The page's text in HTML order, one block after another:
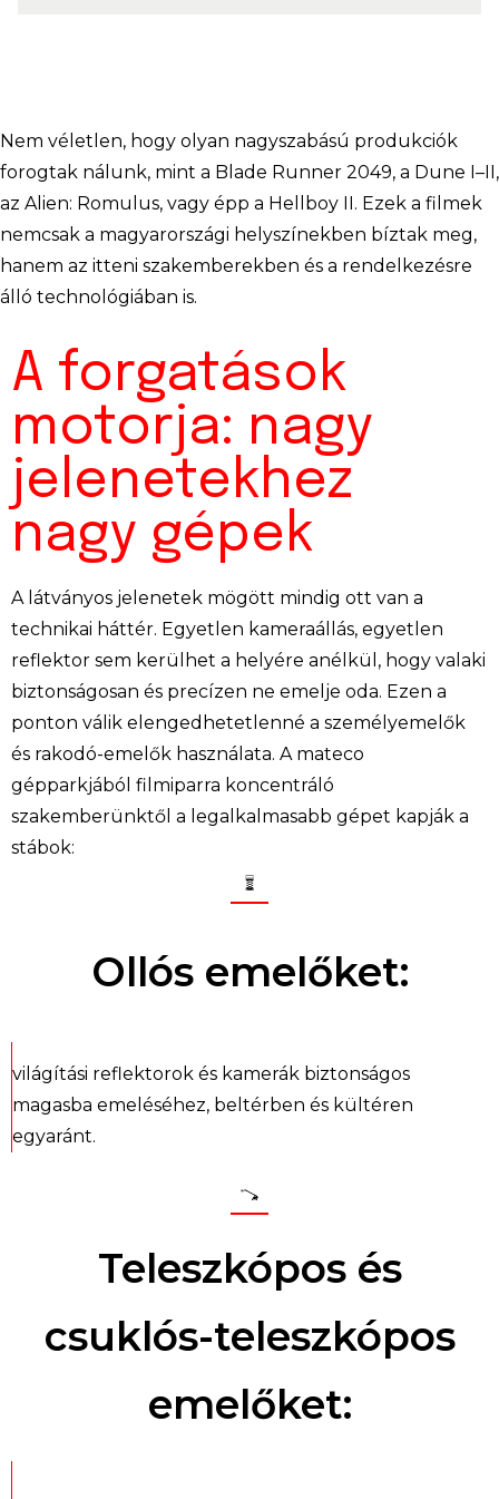
Nem véletlen, hogy olyan nagyszabású produkciók
forogtak nálunk, mint a Blade Runner 2049, a Dune I–I ,
az Alien: Romulus, vagy épp a Hellboy II . Ezek a filmek
nemcsak a magyarországi helyszínekben bíztak meg,
hanem az itteni szakemberekben és a rendelkezésre
álló technológiában is.
A forgatások
motorja: nagy
jelenetekhez
nagy gépek
A látványos jelenetek mögött mindig ott van a
technikai háttér. Egyetlen kameraállás, egyetlen
reflektor sem kerülhet a helyére anélkül, hogy valaki
biztonságosan és precízen ne emelje oda. Ezen a
ponton válik elengedhetetlenné a személyemelők
és rakodó-emelők használata. A mateco
gépparkjából filmiparra koncentráló
szakemberünktől a legalkalmasabb gépet kapják a
stábok:
Ollós emelőket:
világítási refle ktorok és kamerák biztonságos
magasba emeléséhez, beltérben és kültéren
egyaránt.
Teleszkópos és
csuklós-teleszkópos
emelőket: